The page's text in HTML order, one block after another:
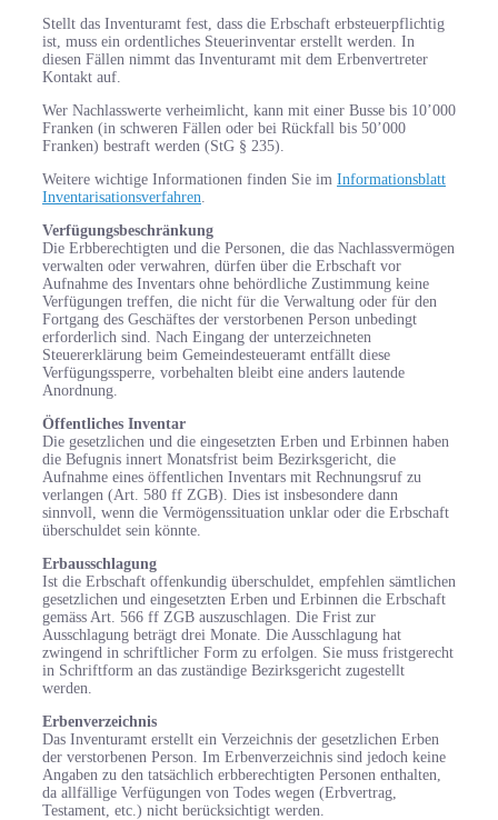
Stellt das Inventuramt fest, dass die Erbschaft erbsteuerpflichtig
ist, muss ein ordent­liches Steuerinventar erstellt werden. In
diesen Fällen nimmt das Inventuramt mit dem Erbenvertreter
Kontakt auf.
Wer Nachlasswerte verheimlicht, kann mit einer Busse bis 10’000
Franken (in schweren Fällen oder bei Rückfall bis 50’000
Franken) bestraft werden (StG § 235).
Weitere wichtige Informationen finden Sie im Informationsblatt
Inventarisationsverfahren
Verfügungsbeschränkung
Die Erbberechtigten und die Personen, die das Nachlassvermögen
verwalten oder verwahren, dürfen über die Erbschaft vor
Aufnahme des Inventars ohne behördliche Zustimmung keine
Verfügungen treffen, die nicht für die Verwaltung oder für den
Fortgang des Geschäftes der verstorbenen Person unbedingt
erforderlich sind. Nach Eingang der unterzeichneten
Steuererklärung beim Gemeindesteueramt entfällt diese
Verfügungssperre, vorbehalten bleibt eine anders lautende
Anordnung.
Öffentliches Inventar
Die gesetzlichen und die eingesetzten Erben und Erbinnen haben
die Befugnis innert Monatsfrist beim Bezirksgericht, die
Aufnahme eines öffentlichen Inventars mit Rechnungsruf zu
verlangen (Art. 580 ff ZGB). Dies ist insbesondere dann
sinnvoll, wenn die Vermögenssituation unklar oder die Erbschaft
überschuldet sein könnte.
Erbausschlagung
Ist die Erbschaft offenkundig überschuldet, empfehlen sämtlichen
gesetzlichen und eingesetzten Erben und Erbinnen die Erbschaft
gemäss Art. 566 ff ZGB auszuschlagen. Die Frist zur
Ausschlagung beträgt drei Monate. Die Ausschlagung hat
zwingend in schriftlicher Form zu erfolgen. Sie muss fristgerecht
in Schriftform an das zuständige Bezirksgericht zugestellt
werden.
Erbenverzeichnis
Das Inventuramt erstellt ein Verzeichnis der gesetzlichen Erben
der verstorbenen Person. Im Erbenverzeichnis sind jedoch keine
Angaben zu den tatsächlich erbberechtigten Personen enthalten,
da allfällige Verfügungen von Todes wegen (Erbvertrag,
Testament, etc.) nicht berücksichtigt werden.